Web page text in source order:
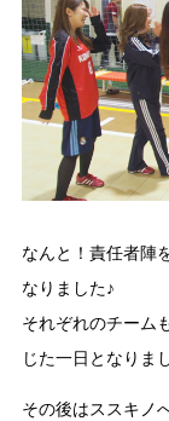
なんと！責任者陣
なりました♪
それぞれのチーム
じた一日となりま
その後はススキ